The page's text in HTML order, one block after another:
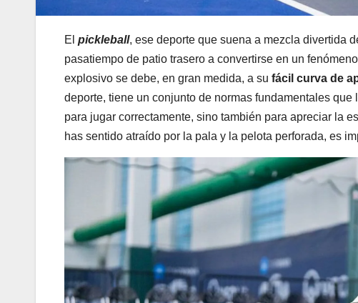
El pickleball, ese deporte que suena a mezcla divertida
pasatiempo de patio trasero a convertirse en un
explosivo se debe, en gran medida, a su fácil curva de
deporte, tiene un conjunto de normas fundamentales
para jugar correctamente, sino también para apreciar la
has sentido atraído por la pala y la pelota perforada, es